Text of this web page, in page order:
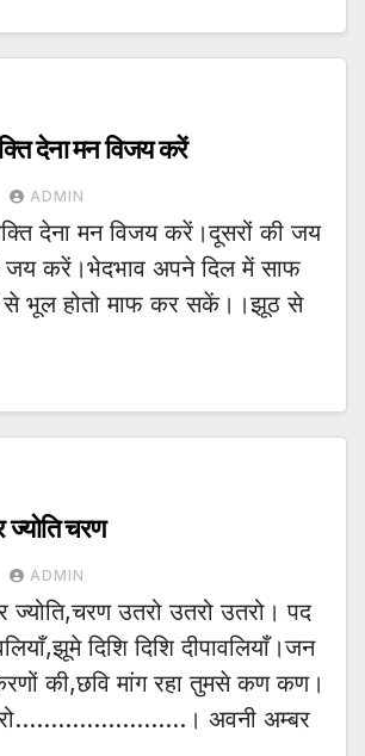
देना मन विजय करें
ADMIN
देना मन विजय करें।दूसरों की जय
करें।भेदभाव अपने दिल में साफ
भूल होतो माफ कर सकें।।झूठ से
चरण
ADMIN
ज्योति,चरण उतरो उतरो उतरो। पद
दिशि दिशि दीपावलियाँ।जन
की,छवि मांग रहा तुमसे कण कण।
अवनी अम्बर